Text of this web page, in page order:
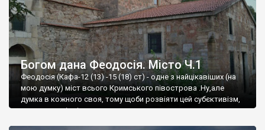
Богом дана Феодосія. Місто Ч.1
Феодосія (Кафа-12 (13) -15 (18) ст) - одне з найцікавіших (на
мою думку) міст всього Кримського півострова .Ну,але
думка в кожного своя, тому щоби розвіяти цей субєктивізм,
запрошую відвідати це